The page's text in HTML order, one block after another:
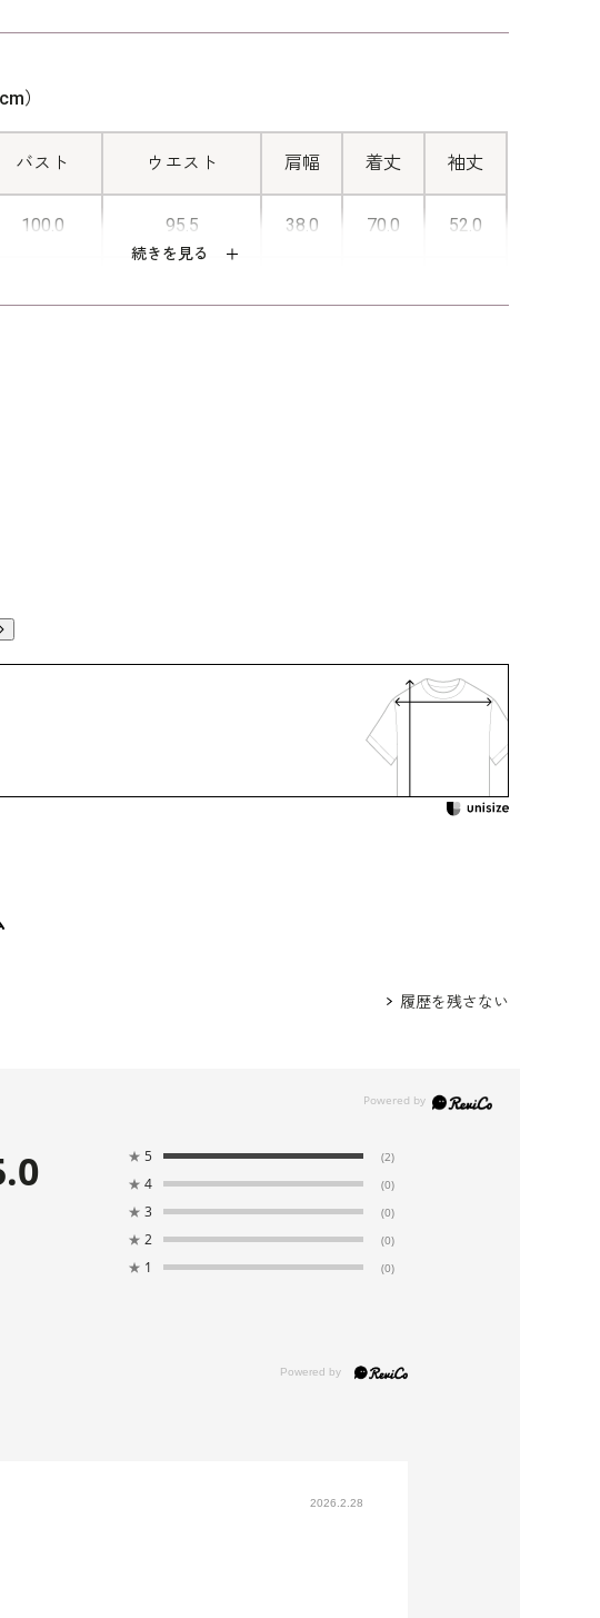
ー止りの下にはスリットを入れ、お腹
周りを締め付けることなく涼しく着て
いただくことができます。
続きを見る
）
バスト ウエスト 肩幅 着丈 袖丈
100.0 95.5 38.0 70.0 52.0
号
履歴を残さない
★ 5 (2)
★ 4 (0)
★ 3 (0)
★ 2 (0)
★ 1 (0)
2026.2.28